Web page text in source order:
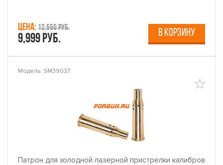
Цена: 12,550 руб.
9,999 руб. В КОРЗИНУ
Модель: SM39037
Патрон для холодной лазерной пристрелки калибров